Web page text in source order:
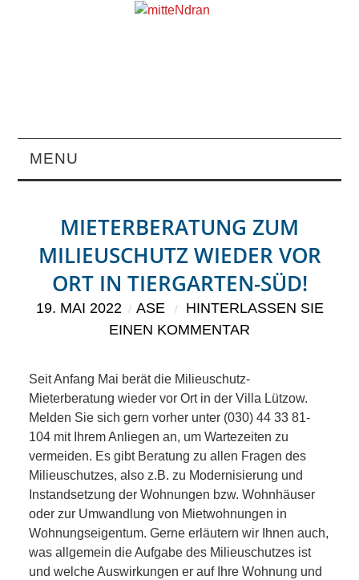
MENU
MAGAZIN
ÜBER UNS
RUBRIKEN
MEINUNG
AUS DEM
KIEZ
GEWERBE
UND
MIETERBERATUNG ZUM
MILIEUSCHUTZ WIEDER VOR
ORT IN TIERGARTEN-SÜD!
19. MAI 2022 ASE
HINTERLASSEN SIE
EINEN KOMMENTAR
Seit Anfang Mai berät die Milieuschutz-
Mieterberatung wieder vor Ort in der Villa Lützow.
Melden Sie sich gern vorher unter (030) 44 33 81-
104 mit Ihrem Anliegen an, um Wartezeiten zu
vermeiden. Es gibt Beratung zu allen Fragen des
Milieuschutzes, also z.B. zu Modernisierung und
Instandsetzung der Wohnungen bzw. Wohnhäuser
oder zur Umwandlung von Mietwohnungen in
Wohnungseigentum. Gerne erläutern wir Ihnen auch,
was allgemein die Aufgabe des Milieuschutzes ist
und welche Auswirkungen er auf Ihre Wohnung und